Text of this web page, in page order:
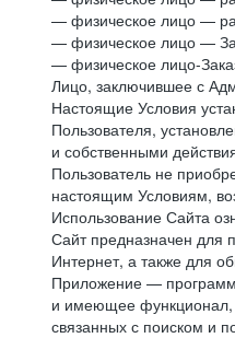
— физическое лицо —
— физическое лицо —
— физическое лицо-
Лицо, заключившее с
Настоящие Условия
Пользователя,
и собственными
Пользователь не
настоящим Условиям,
Использование Сайта
Сайт предназначен для
Интернет, а также для
Приложение —
и имеющее функционал,
связанных с поиском и